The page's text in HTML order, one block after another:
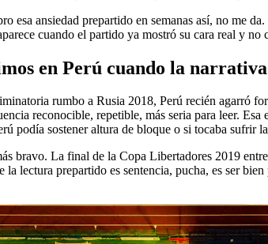
esa ansiedad prepartido en semanas así, no me
cuando el partido ya mostró su cara real y
en Perú cuando la
rumbo a Rusia 2018, Perú recién agarró
reconocible, repetible, más seria para leer.
podía sostener altura de bloque o si tocaba sufrir
bravo. La final de la Copa Libertadores 2019
la lectura prepartido es sentencia, pucha, es ser